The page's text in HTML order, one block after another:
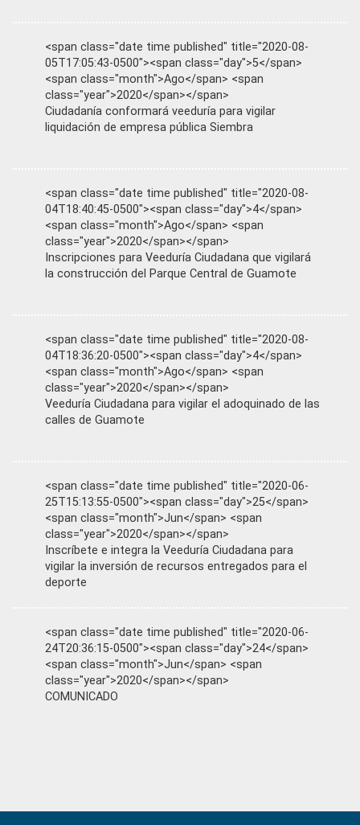
<span class="date time published" title="2020-08-
05T17:05:43-0500"><span class="day">5</span>
<span class="month">Ago</span> <span
class="year">2020</span></span>
Ciudadanía conformará veeduría para vigilar
liquidación de empresa pública Siembra
<span class="date time published" title="2020-08-
04T18:40:45-0500"><span class="day">4</span>
<span class="month">Ago</span> <span
class="year">2020</span></span>
Inscripciones para Veeduría Ciudadana que vigilará
la construcción del Parque Central de Guamote
<span class="date time published" title="2020-08-
04T18:36:20-0500"><span class="day">4</span>
<span class="month">Ago</span> <span
class="year">2020</span></span>
Veeduría Ciudadana para vigilar el adoquinado de las
calles de Guamote
<span class="date time published" title="2020-06-
25T15:13:55-0500"><span class="day">25</span>
<span class="month">Jun</span> <span
class="year">2020</span></span>
Inscríbete e integra la Veeduría Ciudadana para
vigilar la inversión de recursos entregados para el
deporte
<span class="date time published" title="2020-06-
24T20:36:15-0500"><span class="day">24</span>
<span class="month">Jun</span> <span
class="year">2020</span></span>
COMUNICADO